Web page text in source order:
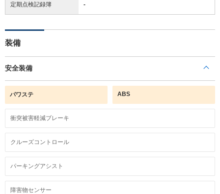
定期点検記録簿 -
装備
安全装備
パワステ ABS
衝突被害軽減ブレーキ
クルーズコントロール
パーキングアシスト
障害物センサー